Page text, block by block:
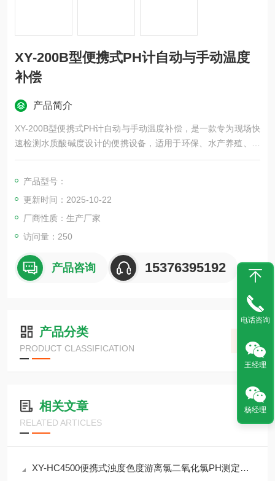
XY-200B型便携式PH计自动与手动温度
补偿
产品简介
XY-200B型便携式PH计自动与手动温度补偿，是一款专为现场快
速检测水质酸碱度设计的便携设备，适用于环保、水产养殖、食
品加工、实验室等场景。
产品型号：
更新时间：2025-10-22
厂商性质：生产厂家
访问量：250
产品咨询 15376395192
产品分类
PRODUCT CLASSIFICATION
相关文章
RELATED ARTICLES
XY-HC4500便携式浊度色度游离氯二氧化氯PH测定仪可定制参数
电话咨询
王经理
杨经理